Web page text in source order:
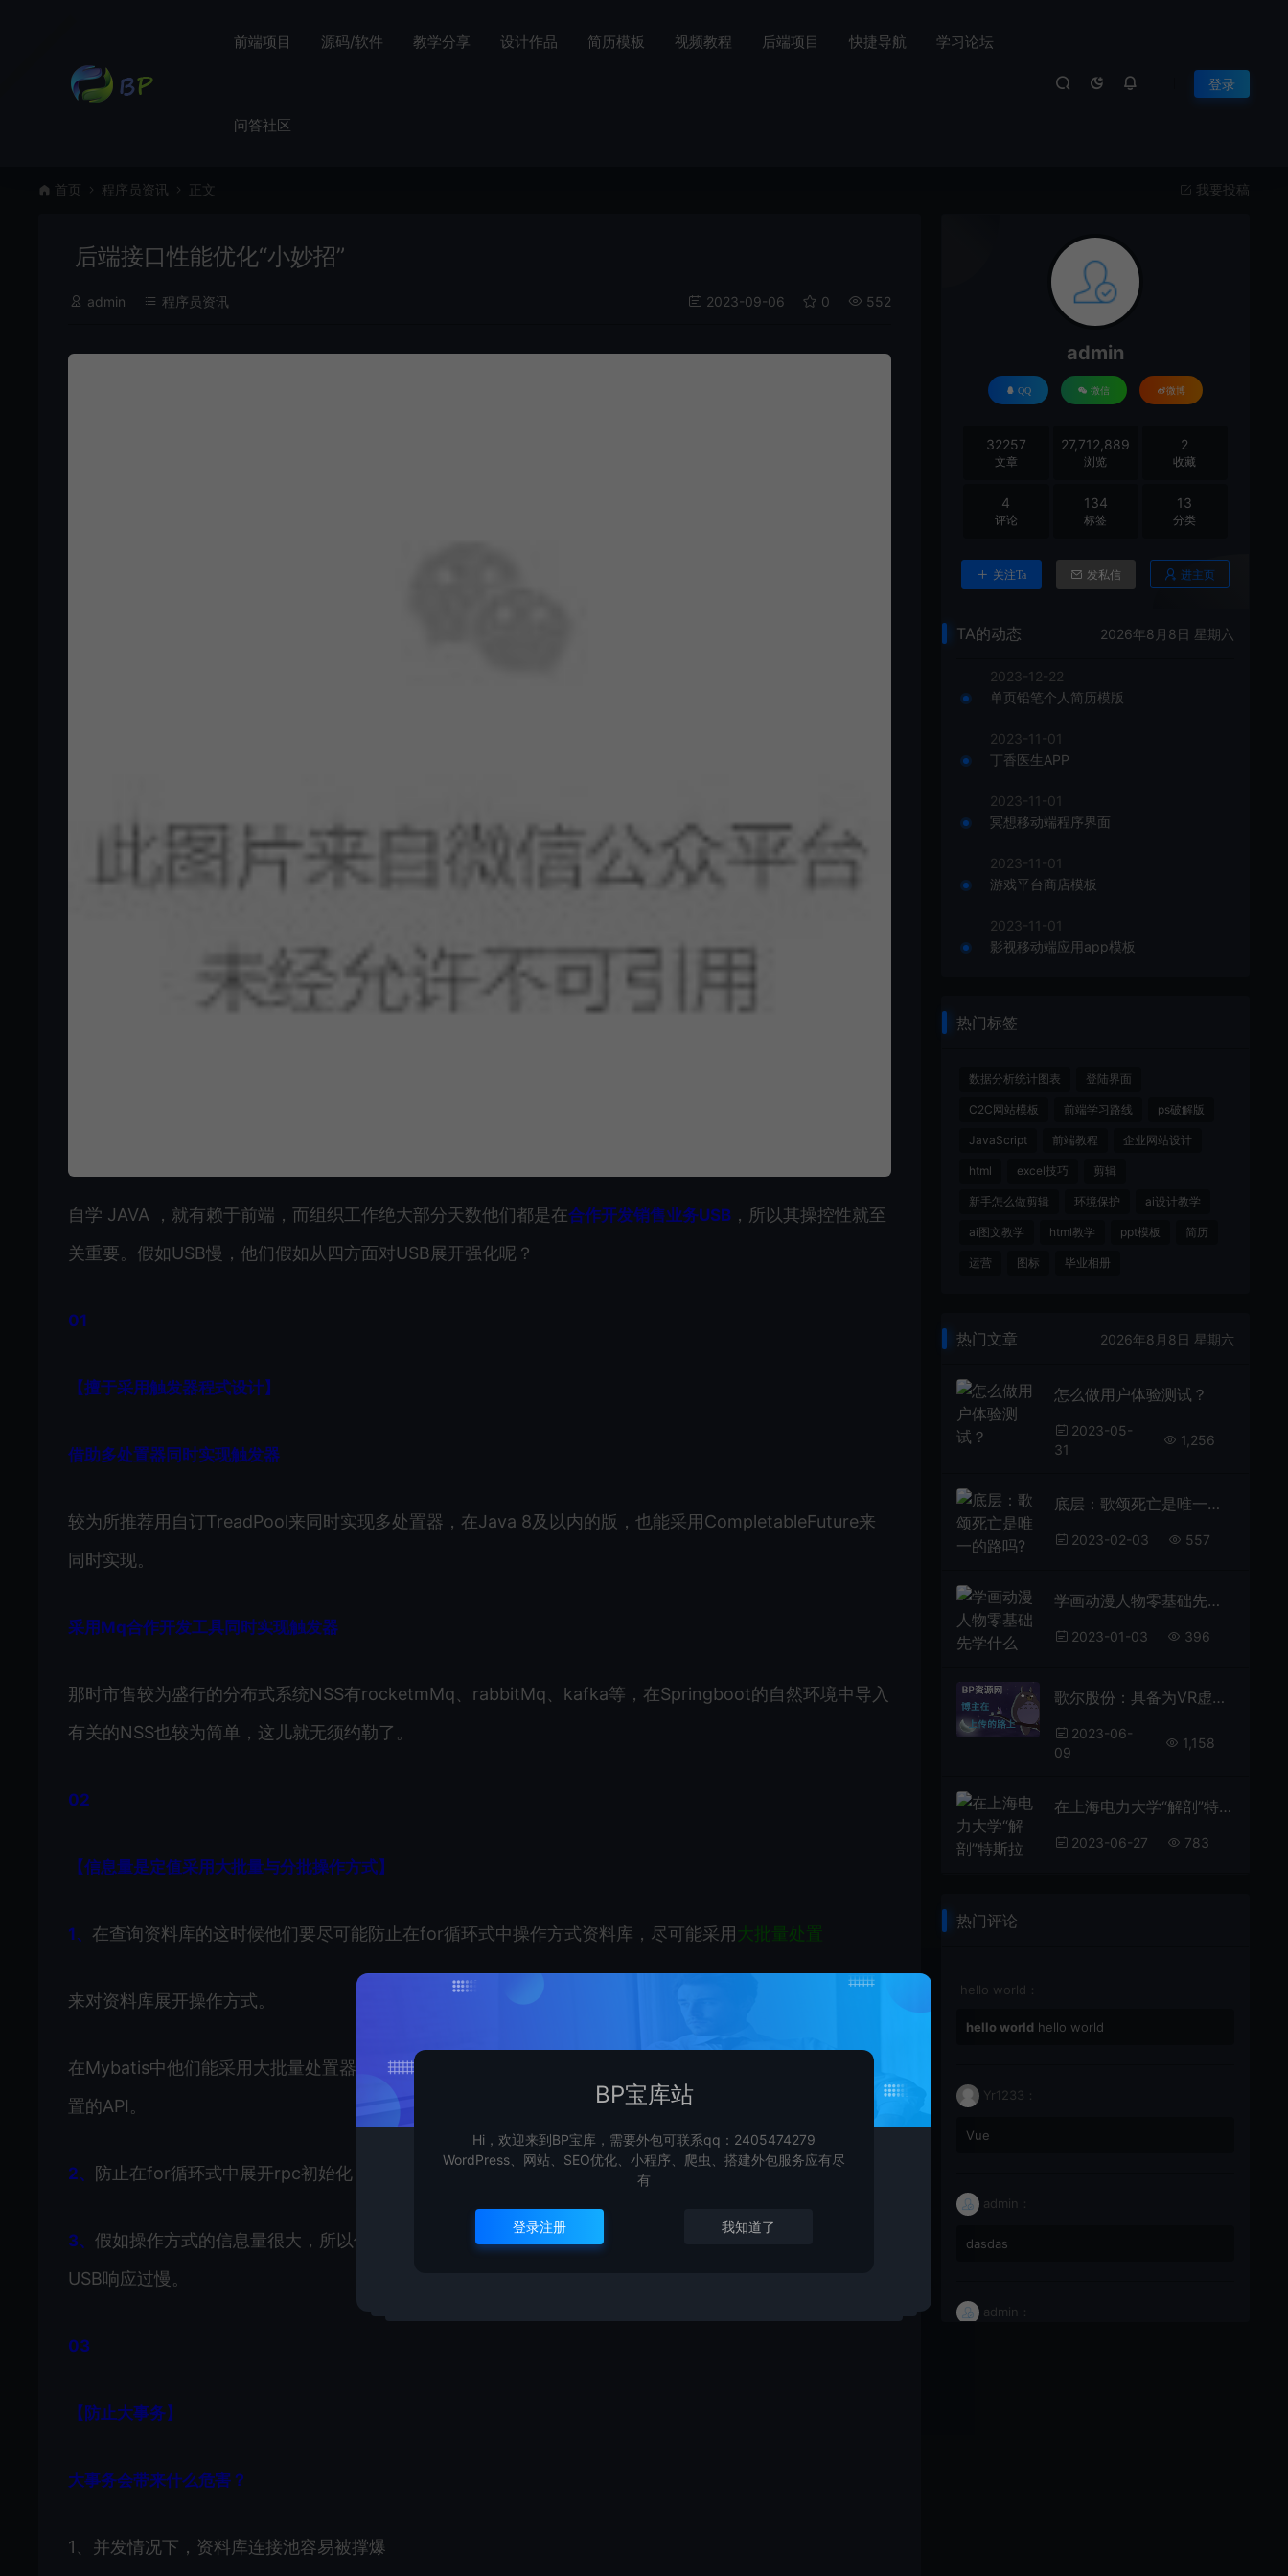
前端项目 源码/软件 教学分享 设计作品 简历模板 视频教程 后端项目 快捷导航 学习论坛
问答社区
登录
首页 程序员资讯 正文 我要投稿
后端接口性能优化“小妙招”
admin 程序员资讯 2023-09-06 0 552
自学 JAVA ，就有赖于前端，而组织工作绝大部分天数他们都是在合作开发销售业务USB ，所以其操控性就至
关重要。假如USB慢，他们假如从四方面对USB展开强化呢？
01
【擅于采用触发器程式设计】
借助多处置器同时实现触发器
较为所推荐用自订TreadPool来同时实现多处置器，在Java 8及以内的版，也能采用CompletableFuture来
同时实现。
采用Mq合作开发工具同时实现触发器
那时市售较为盛行的分布式系统NSS有rocketmMq、rabbitMq、kafka等，在Springboot的自然环境中导入
有关的NSS也较为简单，这儿就无须约勒了。
02
【信息量是定值采用大批量与分批操作方式】
1、 在查询资料库的这时候他们要尽可能防止在for循环式中操作方式资料库，尽可能采用大批量处置
来对资料库展开操作方式。
在Mybatis中他们能采用大批量处置器来对资料库展开操作方式，MybatisPlus即使为他们PCB好了大批量处
置的API。
2、 防止在for循环式中展开rpc初始化，尽可能使用大批量查询。
3、 假如操作方式的信息量很大，所以他们能展开 分批处置，这样能防止一次交互的信息量过大，从而导致
USB响应过慢。
03
【防止大事务】
大事务会带来什么危害？
1、并发情况下，资料库连接池容易被撑爆
admin
QQ 微信 微博
32257
文章
27,712,889
浏览
2
收藏
4
评论
134
标签
13
分类
关注Ta 发私信 进主页
TA的动态 2026年8月8日 星期六
2023-12-22
单页铅笔个人简历模版
2023-11-01
丁香医生APP
2023-11-01
冥想移动端程序界面
2023-11-01
游戏平台商店模板
2023-11-01
影视移动端应用app模板
热门标签
数据分析统计图表 登陆界面
C2C网站模板 前端学习路线 ps破解版
JavaScript 前端教程 企业网站设计
html excel技巧 剪辑
新手怎么做剪辑 环境保护 ai设计教学
ai图文教学 html教学 ppt模板 简历
运营 图标 毕业相册
热门文章 2026年8月8日 星期六
怎么做用户体验测试？
2023-05-
31
1,256
底层：歌颂死亡是唯一的路吗?
2023-02-03 557
学画动漫人物零基础先学什么
2023-01-03 396
歌尔股份：具备为VR虚拟现实产品提供整体系统解决方案的能力为找刺激，女子给自己注射黑寡妇蜘蛛，心率飙升188，结果如何？
2023-06-
09
1,158
在上海电力大学“解剖”特斯拉 校企携手研发3D解构示教平台培养卓越工程师明星在资本面前有多卑微？杨颖被摸胸抱起，林更新被怒骂不敢回嘴
2023-06-27 783
热门评论
hello world：
hello world hello world
Yr1233：
Vue
admin：
dasdas
admin：
BP宝库站
Hi，欢迎来到BP宝库，需要外包可联系qq：2405474279
WordPress、网站、SEO优化、小程序、爬虫、搭建外包服务应有尽
有
登录注册 我知道了